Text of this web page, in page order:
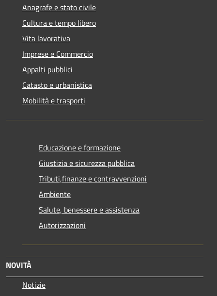
Anagrafe e stato civile
Cultura e tempo libero
Vita lavorativa
Imprese e Commercio
Appalti pubblici
Catasto e urbanistica
Mobilità e trasporti
Educazione e formazione
Giustizia e sicurezza pubblica
Tributi,finanze e contravvenzioni
Ambiente
Salute, benessere e assistenza
Autorizzazioni
NOVITÀ
Notizie